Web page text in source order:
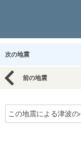
次の地震
前の地震
この地震による津波の